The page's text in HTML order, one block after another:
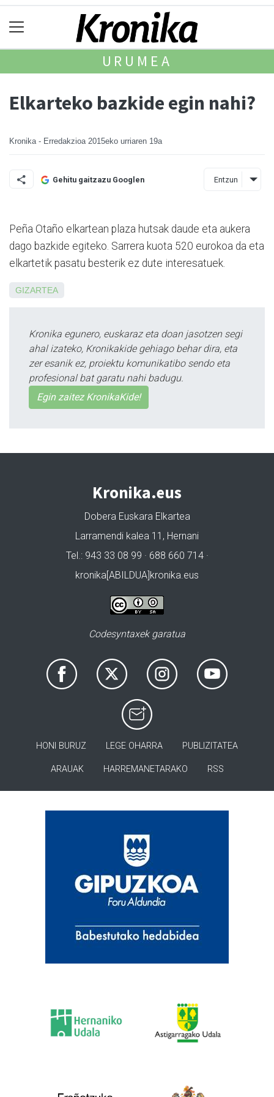
URUMEA
Elkarteko bazkide egin nahi?
Kronika - Erredakzioa 2015eko urriaren 19a
Gehitu gaitzazu Googlen Entzun
Peña Otaño elkartean plaza hutsak daude eta aukera
dago bazkide egiteko. Sarrera kuota 520 eurokoa da eta
elkartetik pasatu besterik ez dute interesatuek.
GIZARTEA
Kronika egunero, euskaraz eta doan jasotzen segi
ahal izateko, Kronikakide gehiago behar dira, eta
zer esanik ez, proiektu komunikatibo sendo eta
profesional bat garatu nahi badugu.
Egin zaitez KronikaKide!
Kronika.eus
Dobera Euskara Elkartea
Larramendi kalea 11, Hernani
Tel.: 943 33 08 99 · 688 660 714 ·
kronika[ABILDUA]kronika.eus
Codesyntaxek garatua
HONI BURUZ LEGE OHARRA PUBLIZITATEA
ARAUAK HARREMANETARAKO RSS